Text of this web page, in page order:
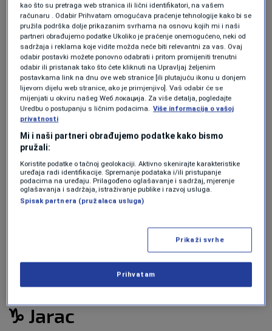
iluzijama. Mars u Vagi od 7. augusta pomaže im
da donose emocionalne odluke s većom
objektivnošću, dok serija portalnih dana od 17.
do 26. augusta pojačava njihovu intuiciju.
Jasnoća koju osjećaju vodi ih ka važnoj odluci u
vezi s duhovnim ili kreativnim pozivom.
♊ Blizanci
Retrogradni Merkur do 11. augusta daje
Blizancima priliku da preispitaju prošle izbore.
Portalni dani dodatno pojačavaju njihovu
intuiciju, dok Venera u Lavu od 25. augusta
ohrabruje hrabru odluku vezanu za lična
uvjerenja. Ova odluka probuđuje njihovu
kreativnost i donosi novi životni entuzijazam.
♑ Jarac
kao što su pretraga web stranica ili lični identifikatori, na vašem
računaru . Odabir Prihvatam omogućava praćenje tehnologije kako bi se
pružila podrška dolje prikazanim svrhama na osnovu kojih mi i naši
partneri obrađujemo podatke Ukoliko je praćenje onemogućeno, neki od
sadržaja i reklama koje vidite možda neće biti relevantni za vas. Ovaj
odabir postavki možete ponovno odabrati i pritom promijeniti trenutni
odabir ili pristanak tako što ćete kliknuti na Upravljaj željenim
postavkama link na dnu ove web stranice [ili plutajuću ikonu u donjem
lijevom dijelu web stranice, ako je primjenjivo]. Vaš odabir će se
mijenjati u okviru našeg Wеб локација. Za više detalja, pogledajte
Uredbu o postupanju s ličnim podacima. Više informacija o vašoj
privatnosti
Mi i naši partneri obrađujemo podatke kako bismo
pružali:
Koristite podatke o tačnoj geolokaciji. Aktivno skenirajte karakteristike
uređaja radi identifikacije. Spremanje podataka i/ili pristupanje
podacima na uređaju. Prilagođeno oglašavanje i sadržaj, mjerenje
oglašavanja i sadržaja, istraživanje publike i razvoj usluga.
Spisak partnera (pružalaca usluga)
Prikaži svrhe
Prihvatam